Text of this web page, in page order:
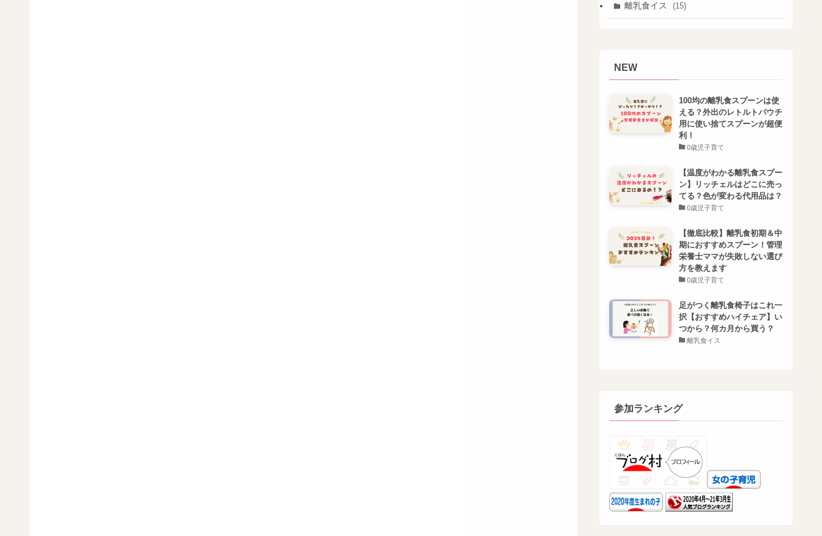
離乳食イス (15)
NEW
100均の離乳食スプーンは使
える？外出のレトルトパウチ
用に使い捨てスプーンが超便
利！
0歳児子育て
【温度がわかる離乳食スプー
ン】リッチェルはどこに売っ
てる？色が変わる代用品は？
0歳児子育て
【徹底比較】離乳食初期＆中
期におすすめスプーン！管理
栄養士ママが失敗しない選び
方を教えます
0歳児子育て
足がつく離乳食椅子はこれ一
択【おすすめハイチェア】い
つから？何カ月から買う？
離乳食イス
参加ランキング